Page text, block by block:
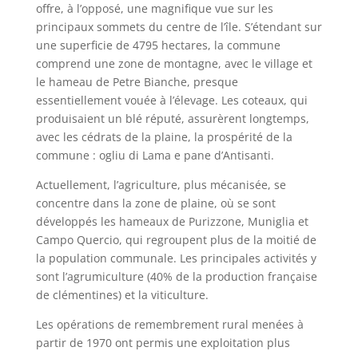
offre, à l’opposé, une magnifique vue sur les
principaux sommets du centre de l’île. S’étendant sur
une superficie de 4795 hectares, la commune
comprend une zone de montagne, avec le village et
le hameau de Petre Bianche, presque
essentiellement vouée à l’élevage. Les coteaux, qui
produisaient un blé réputé, assurèrent longtemps,
avec les cédrats de la plaine, la prospérité de la
commune : ogliu di Lama e pane d’Antisanti.
Actuellement, l’agriculture, plus mécanisée, se
concentre dans la zone de plaine, où se sont
développés les hameaux de Purizzone, Muniglia et
Campo Quercio, qui regroupent plus de la moitié de
la population communale. Les principales activités y
sont l’agrumiculture (40% de la production française
de clémentines) et la viticulture.
Les opérations de remembrement rural menées à
partir de 1970 ont permis une exploitation plus